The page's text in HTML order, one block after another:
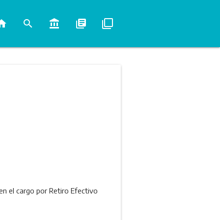
search account_balance library_books filter_none
el cargo por Retiro Efectivo